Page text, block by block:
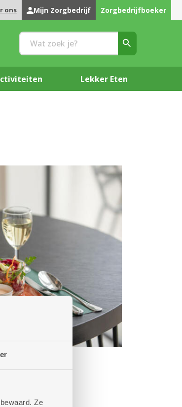
Ze
ons Mijn Zorgbedrijf Zorgbedrijfboeker
Lekker Eten